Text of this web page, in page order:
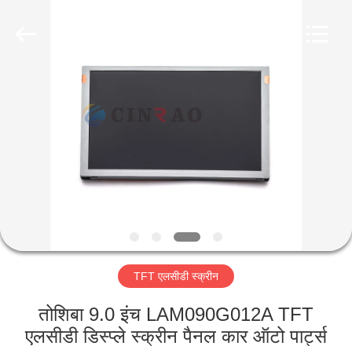
हमारे
TFT एलसीडी स्क्रीन
तोशिबा 9.0 इंच LAM090G012A TFT
एलसीडी डिस्प्ले स्क्रीन पैनल कार ऑटो पार्ट्स